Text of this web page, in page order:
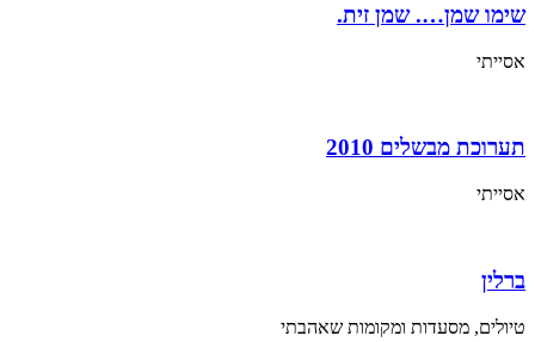
שימו שמן…. שמן זית.
אסייתי
תערוכת מבשלים 2010
אסייתי
ברלין
טיולים, מסעדות ומקומות שאהבתי